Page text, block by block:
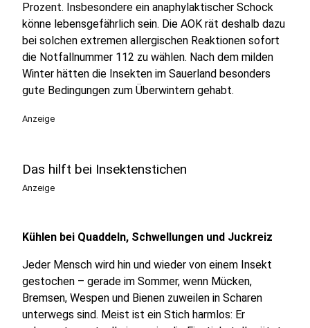
Prozent. Insbesondere ein anaphylaktischer Schock
könne lebensgefährlich sein. Die AOK rät deshalb dazu
bei solchen extremen allergischen Reaktionen sofort
die Notfallnummer 112 zu wählen. Nach dem milden
Winter hätten die Insekten im Sauerland besonders
gute Bedingungen zum Überwintern gehabt.
Anzeige
Das hilft bei Insektenstichen
Anzeige
Kühlen bei Quaddeln, Schwellungen und Juckreiz
Jeder Mensch wird hin und wieder von einem Insekt
gestochen – gerade im Sommer, wenn Mücken,
Bremsen, Wespen und Bienen zuweilen in Scharen
unterwegs sind. Meist ist ein Stich harmlos: Er